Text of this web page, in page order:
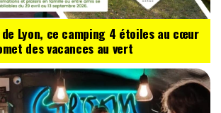
Lyon, ce camping 4 étoiles au cœur
des vacances au vert